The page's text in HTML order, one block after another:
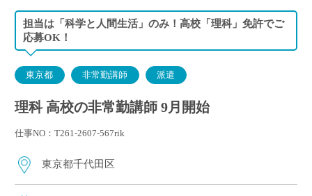
担当は「科学と人間生活」のみ！高校「理科」免許でご
応募OK！
東京都 非常勤講師 派遣
理科 高校の非常勤講師 9月開始
仕事NO：T261-2607-567rik
東京都千代田区